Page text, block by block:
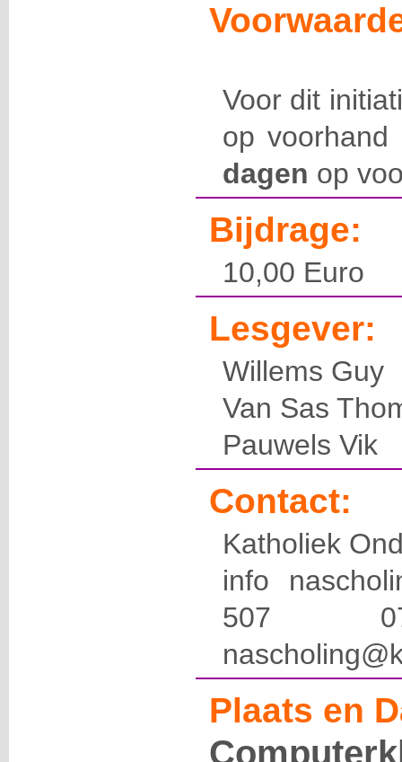
Voor dit
op
dagen op
Bijdrage:
10,00 Euro
Lesgever:
Willems Guy
Van Sas
Pauwels Vik
Contact:
Katholiek
info
507
Plaats en